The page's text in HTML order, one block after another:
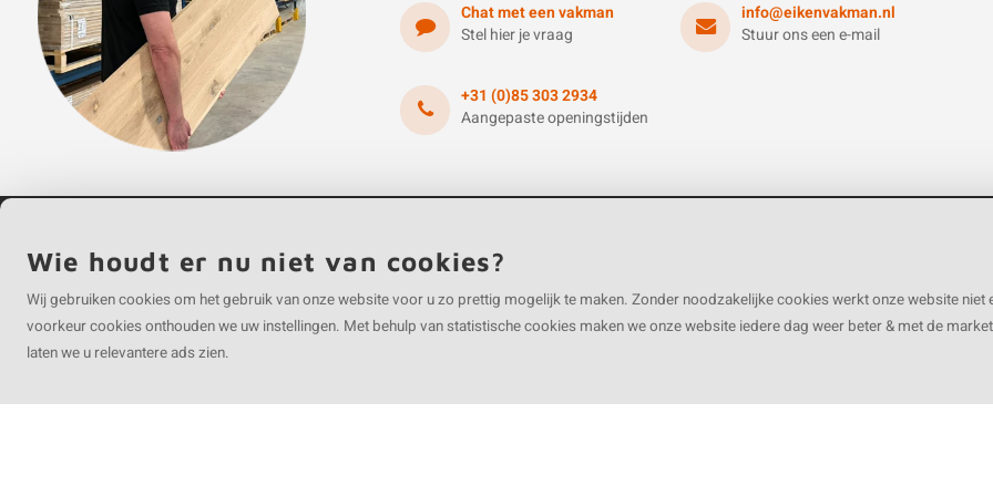
Chat met een vakman
Stel hier je vraag
info@eikenvakman.nl
Stuur ons een e-mail
+31 (0)85 303 2934
Aangepaste openingstijden
Contactgegevens
Offerte aanvraag
Zakelijk account
Over ons
Wie houdt er nu niet van cookies?
Wij gebruiken cookies om het gebruik van onze website voor u zo prettig mogelijk te maken. Zonder noodzakelijke cookies werkt onze website niet
voorkeur cookies onthouden we uw instellingen. Met behulp van statistische cookies maken we onze website iedere dag weer beter & met de
laten we u relevantere ads zien.